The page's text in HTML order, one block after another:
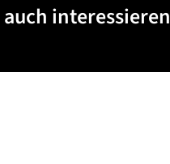
interessieren